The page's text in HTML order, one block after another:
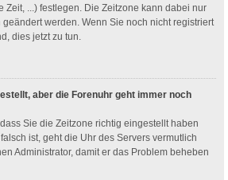
Zeit, ...) festlegen. Die Zeitzone kann dabei nur
werden. Wenn Sie noch nicht registriert
dies jetzt zu tun.
aber die Forenuhr geht immer noch
Sie die Zeitzone richtig eingestellt haben
ist, geht die Uhr des Servers vermutlich
Administrator, damit er das Problem beheben